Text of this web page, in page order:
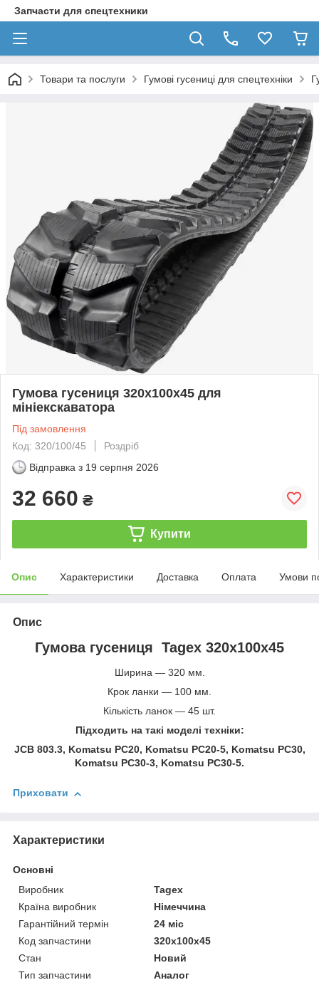
Запчасти для спецтехники
Товари та послуги Гумові гусениці для спецтехніки
Гумова гусениця 320х100х45 для
мініекскаватора
Під замовлення
Код: 320/100/45
Роздріб
Відправка з 19 серпня 2026
32 660 ₴
Купити
Опис Характеристики Доставка Оплата Умови
Опис
Гумова гусениця Tagex 320х100х45
Ширина — 320 мм.
Крок ланки — 100 мм.
Кількість ланок — 45 шт.
Підходить на такі моделі техніки:
JCB 803.3, Komatsu PC20, Komatsu PC20-5, Komatsu PC30,
Komatsu PC30-3, Komatsu PC30-5.
Приховати
Характеристики
Основні
Виробник
Tagex
Країна виробник
Німеччина
Гарантійний термін
24 міс
Код запчастини
320x100x45
Стан
Новий
Тип запчастини
Аналог